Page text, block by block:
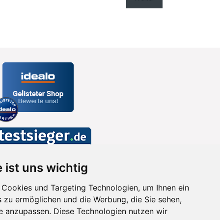
ist uns wichtig
und Targeting Technologien, um Ihnen ein
ermöglichen und die Werbung, die Sie sehen,
anzupassen. Diese Technologien nutzen wir